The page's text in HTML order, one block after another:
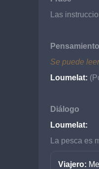
Las
Pensamiento
Se puede
Loumelat:
Diálogo
Loumelat:
La pesca es
Viajero: